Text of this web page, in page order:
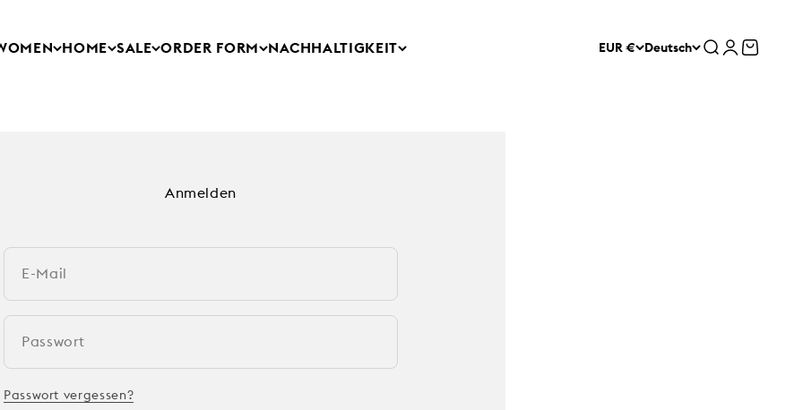
HOME SALE ORDER FORM NACHHALTIGKEIT EUR € Deutsch SucheAnmelden
Anmelden
E-Mail
Passwort
Passwort vergessen?